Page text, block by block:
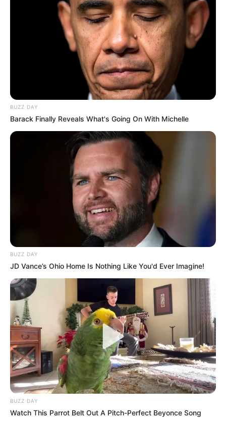
ΤΑΥΤΟΤΗΤΑ ΚΑΙ ΕΠΙΚΟΙΝΩΝΙΑ ΟΡΟΙ ΧΡΗΣΗΣ
BUZZ DAY
Barack Finally Reveals What's Going On With Michelle
BUZZ DAY
JD Vance’s Ohio Home Is Nothing Like You'd Ever Imagine!
BUZZ DAY
Watch This Parrot Belt Out A Pitch-Perfect Beyonce Song